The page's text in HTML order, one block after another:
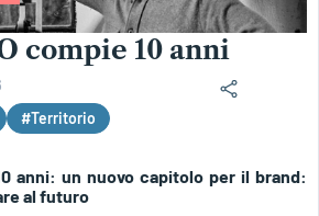
compie 10 anni
#Territorio
anni: un nuovo capitolo per il brand:
al futuro